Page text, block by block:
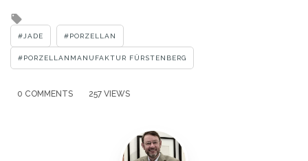
with
JADE PORZELLAN
PORZELLANMANUFAKTUR FÜRSTENBERG
0 COMMENTS 257 VIEWS